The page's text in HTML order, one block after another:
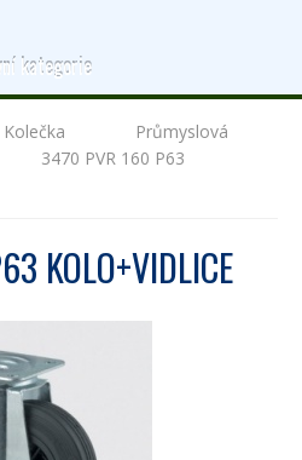
kategorie
Kolečka
Průmyslová
3470 PVR 160 P63
KOLO+VIDLICE